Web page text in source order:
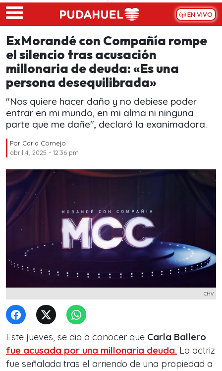
Skip to main content
EN VIVO
ExMorandé con Compañía rompe
el silencio tras acusación
millonaria de deuda: «Es una
persona desequilibrada»
"Nos quiere hacer daño y no debiese poder
entrar en mi mundo, en mi alma ni ninguna
parte que me dañe", declaró la exanimadora.
Por Carla Cornejo
abril 4, 2025 - 12:36 pm
CHV
Este jueves, se dio a conocer que Carla Ballero
fue acusada por una millonaria deuda. La actriz
fue señalada tras el arriendo de una propiedad a